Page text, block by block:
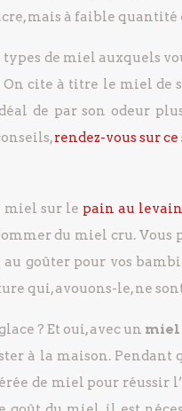
mais à faible
de miel auxquels
cite à titre le miel de
de par son odeur
rendez-vous sur ce
miel sur le pain au levain
du miel cru.
goûter pour vos
qui, avouons-le, ne
? Et oui, avec un miel
à la maison. Pendant
de miel pour réussir